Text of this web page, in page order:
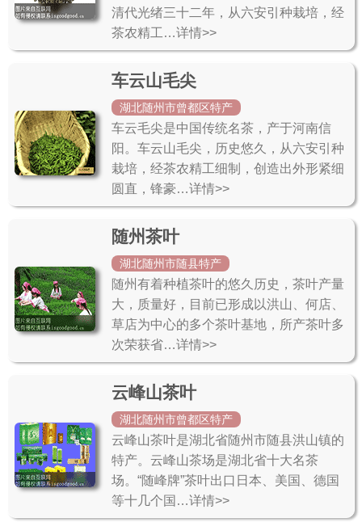
清代光绪三十二年，从六安引种栽培，经
茶农精工…详情>>
车云山毛尖
湖北随州市曾都区特产
车云毛尖是中国传统名茶，产于河南信
阳。车云山毛尖，历史悠久，从六安引种
栽培，经茶农精工细制，创造出外形紧细
圆直，锋豪…详情>>
随州茶叶
湖北随州市随县特产
随州有着种植茶叶的悠久历史，茶叶产量
大，质量好，目前已形成以洪山、何店、
草店为中心的多个茶叶基地，所产茶叶多
次荣获省…详情>>
云峰山茶叶
湖北随州市曾都区特产
云峰山茶叶是湖北省随州市随县洪山镇的
特产。云峰山茶场是湖北省十大名茶
场。“随峰牌”茶叶出口日本、美国、德国
等十几个国…详情>>